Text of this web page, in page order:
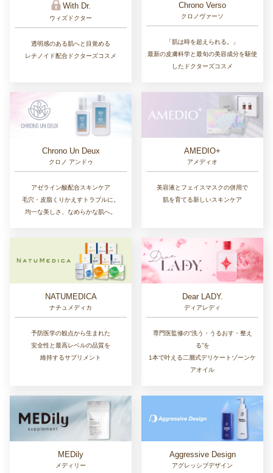
With Dr.
ウィズドクター
透明感のある肌へと目覚める
レチノイド配合ドクターズコスメ
Chrono Verso
クロノヴァーソ
「肌は時を超えられる。」
最新の皮膚科学と最旬の美容成分を駆使
したドクターズコスメ
Chrono Un Deux
クロノ アンドゥ
アゼライン酸配合スキンケア
毛穴・皮脂くりかえすトラブルに。
均一な美しさ、なめらかな肌へ。
AMEDIO+
アメディオ
美容液とフェイスマスクの併用で
肌を育てる新しいスキンケア
NATUMEDICA
ナチュメディカ
予防医学の観点から生まれた
安全性と最高レベルの品質を
維持するサプリメント
Dear LADY.
ディアレディ
専門医監修の“洗う・うるおす・整え
る”を
1本で叶える二層式デリケートゾーンケ
アオイル
MEDily
メディリー
Aggressive Design
アグレッシブデザイン